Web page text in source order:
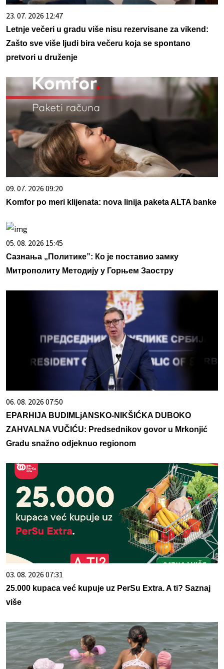
23. 07. 2026 12:47
Letnje večeri u gradu više nisu rezervisane za vikend:
Zašto sve više ljudi bira večeru koja se spontano
pretvori u druženje
09. 07. 2026 09:20
Komfor po meri klijenata: nova linija paketa ALTA banke
05. 08. 2026 15:45
Сазнања „Политике”: Ко је поставио замку
Митрополиту Методију у Горњем Заостру
06. 08. 2026 07:50
EPARHIJA BUDIMLjANSKO-NIKŠIĆKA DUBOKO
ZAHVALNA VUČIĆU: Predsednikov govor u Mrkonjić
Gradu snažno odjeknuo regionom
03. 08. 2026 07:31
25.000 kupaca već kupuje uz PerSu Extra. A ti? Saznaj
više